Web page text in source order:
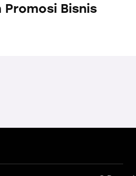
Promosi Bisnis